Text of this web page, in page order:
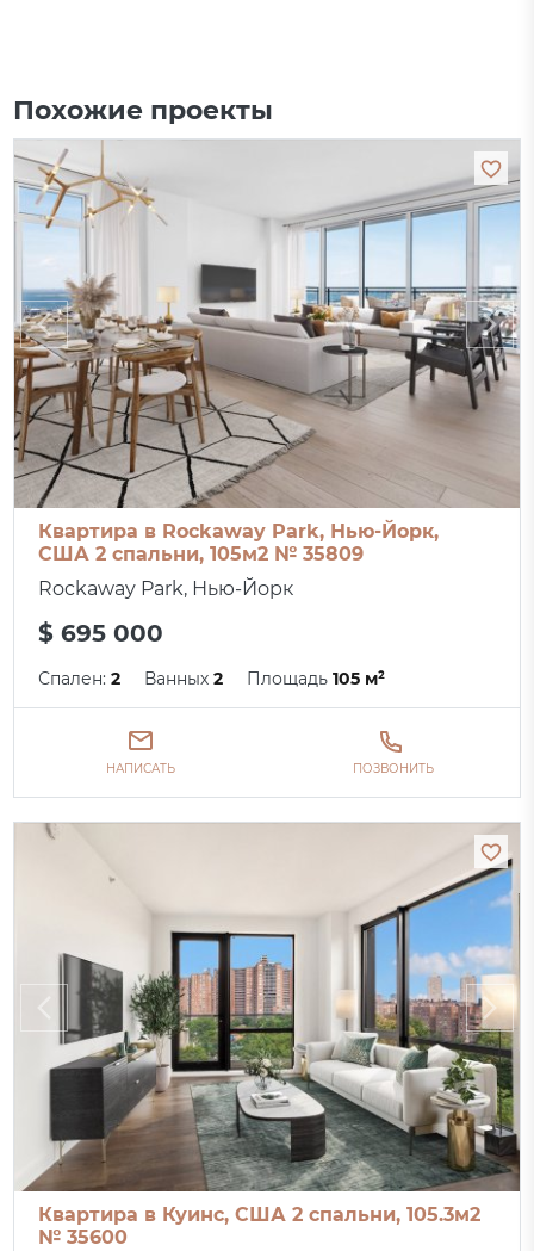
Похожие проекты
Квартира в Rockaway Park, Нью-Йорк,
США 2 спальни, 105м2 № 35809
Rockaway Park, Нью-Йорк
$ 695 000
Спален:2 Ванных2 Площадь105 м²
НАПИСАТЬ ПОЗВОНИТЬ
Квартира в Куинс, США 2 спальни, 105.3м2
№ 35600